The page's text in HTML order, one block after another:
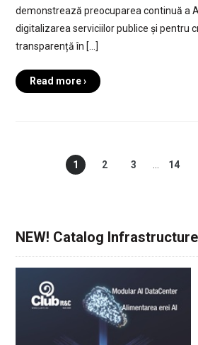
demonstrează preocuparea continuă a
digitalizarea serviciilor publice și pentru
transparență în […]
Read more ›
1 2 3 14
NEW! Catalog